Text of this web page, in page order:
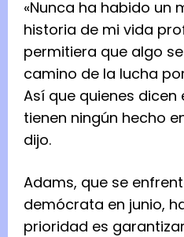
«Nunca ha habido un
historia de mi vida
permitiera que algo
camino de la lucha
Así que quienes dicen
tienen ningún hecho
dijo.
Adams, que se
demócrata en junio,
prioridad es